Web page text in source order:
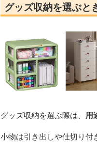
グッズ収納を選ぶと
グッズ収納を選ぶ際は、 用
小物は引き出しや仕切り